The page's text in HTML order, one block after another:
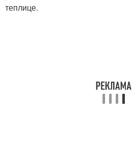
теплице.